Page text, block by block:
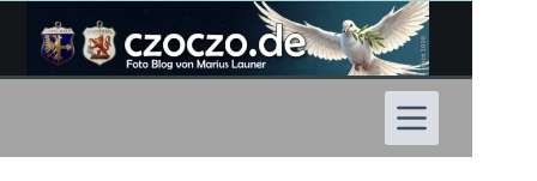
Inhalt
springen